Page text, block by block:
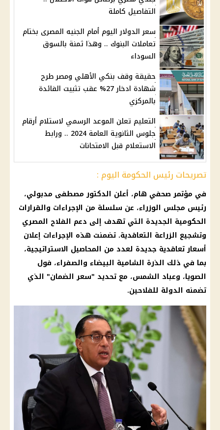
التفاصيل كاملة
سعر الدولار اليوم أمام الجنيه المصرى بختام
تعاملات البنوك .. وهذا ثمنة بالسوق
السوداء
حقيقة وقف بنكي الأهلي ومصر طرح
شهادة ادخار 27% عقب تثبيت الفائدة
بالمركزي
التعليم تعلن الموعد الرسمي لاستلام أرقام
جلوس الثانوية العامة 2024 .. ورابط
الاستعلام قبل الامتحانات
تصريحات رئيس الحكومة اليوم :
في مؤتمر صحفي هام، أعلن الدكتور مصطفى مدبولي،
رئيس مجلس الوزراء، عن سلسلة من الإجراءات والقرارات
الحكومية الجديدة التي تهدف إلى دعم الفلاح المصري
وتشجيع الزراعة التعاقدية. تضمنت هذه الإجراءات إعلان
أسعار تعاقدية جديدة لعدد من المحاصيل الاستراتيجية،
بما في ذلك الذرة الشامية البيضاء والصفراء، فول
الصويا، وعباد الشمس، مع تحديد "سعر الضمان" الذي
تضمنه الدولة للفلاحين.